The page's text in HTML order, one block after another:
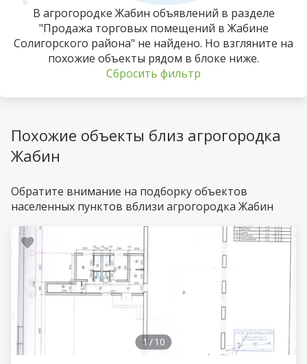
В агрогородке Жабин объявлений в разделе
"Продажа торговых помещений в Жабине
Солигорского района" не найдено. Но взгляните на
похожие объекты рядом в блоке ниже.
Сбросить фильтр
Похожие объекты близ агрогородка
Жабин
Обратите внимание на подборку объектов
населенных пунктов вблизи агрогородка Жабин
1/10